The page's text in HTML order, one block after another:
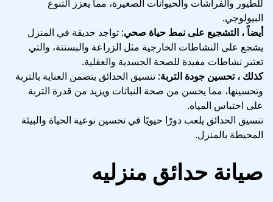
للطيور والفراشات والحيوانات الصغيرة، مما يعزز التنوع
البيولوجي.
أيضاً ، التشجيع على نمط حياة صحي: تواجد حديقة في المنزل
يشجع على النشاطات الخارجية مثل الزراعة والبستنة، والتي
تعتبر نشاطات مفيدة للصحة الجسدية والعقلية.
كذلك ، تحسين جودة التربة: تنسيق الحدائق يتضمن العناية بالتربة
وتحسينها، مما يحسن من صحة النباتات ويزيد من قدرة التربة
على احتباس المياه.
تنسيق الحدائق يلعب دورًا حيويًا في تحسين نوعية الحياة والبيئة
المحيطة بالمنزل.
صيانة حدائق منزليه